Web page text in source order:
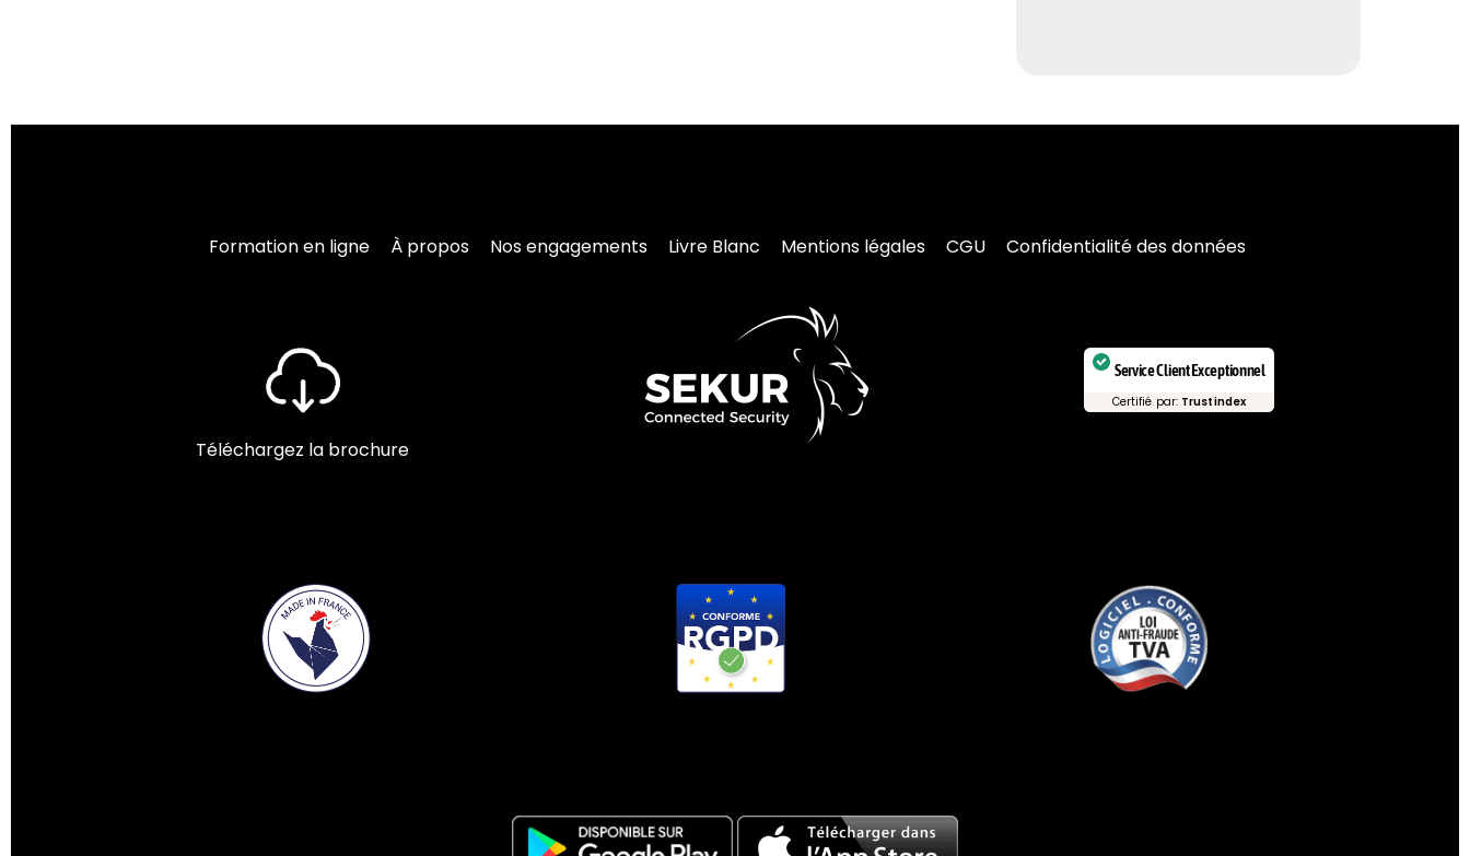
Formation en ligne À propos Nos engagements Livre Blanc Mentions légales CGU Confidentialité des données
Téléchargez la brochure
Service Client Exceptionnel
Certifié par: Trustindex